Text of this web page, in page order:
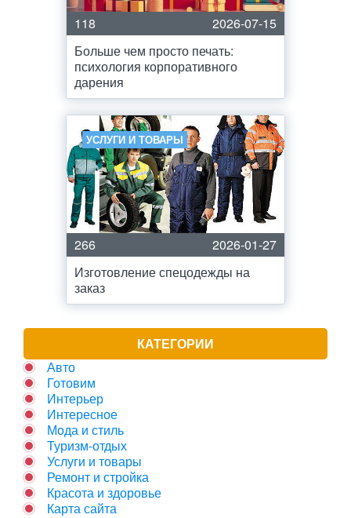
118
2026-07-15
Больше чем просто печать:
психология корпоративного
дарения
УСЛУГИ И ТОВАРЫ
266
2026-01-27
Изготовление спецодежды на
заказ
КАТЕГОРИИ
Авто
Готовим
Интерьер
Интересное
Мода и стиль
Туризм-отдых
Услуги и товары
Ремонт и стройка
Красота и здоровье
Карта сайта